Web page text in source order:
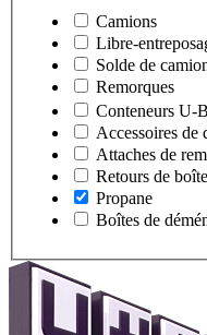
Camions
Libre-
Solde de
Remorques
Conteneurs U-
Accessoires de
Attaches de
Retours de
Propane
Boîtes de